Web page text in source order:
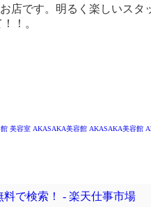
店です。明るく楽しいスタ
！。
美容室 AKASAKA美容館 AKASAKA美容館
で検索！ - 楽天仕事市場